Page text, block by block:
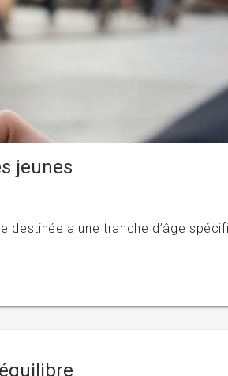
jeunes
destinée a une tranche d’âge